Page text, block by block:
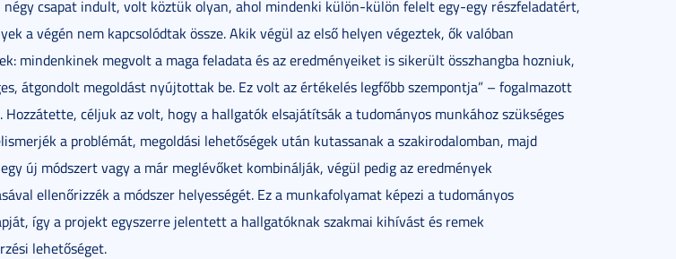
négy csapat indult, volt köztük olyan, ahol mindenki külön-külön felelt egy-egy részfeladatért,
a végén nem kapcsolódtak össze. Akik végül az első helyen végeztek, ők valóban
mindenkinek megvolt a maga feladata és az eredményeiket is sikerült összhangba hozniuk,
átgondolt megoldást nyújtottak be. Ez volt az értékelés legfőbb szempontja” – fogalmazott
Hozzátette, céljuk az volt, hogy a hallgatók elsajátítsák a tudományos munkához szükséges
a problémát, megoldási lehetőségek után kutassanak a szakirodalomban, majd
új módszert vagy a már meglévőket kombinálják, végül pedig az eredmények
ellenőrizzék a módszer helyességét. Ez a munkafolyamat képezi a tudományos
így a projekt egyszerre jelentett a hallgatóknak szakmai kihívást és remek
lehetőséget.